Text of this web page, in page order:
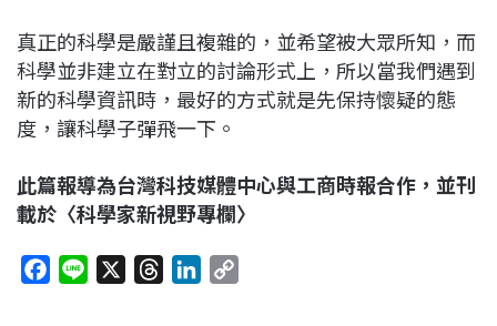
真正的科學是嚴謹且複雜的，並希望被大眾所知，而
科學並非建立在對立的討論形式上，所以當我們遇到
新的科學資訊時，最好的方式就是先保持懷疑的態
度，讓科學子彈飛一下。
此篇報導為台灣科技媒體中心與工商時報合作，並刊
載於〈科學家新視野專欄〉